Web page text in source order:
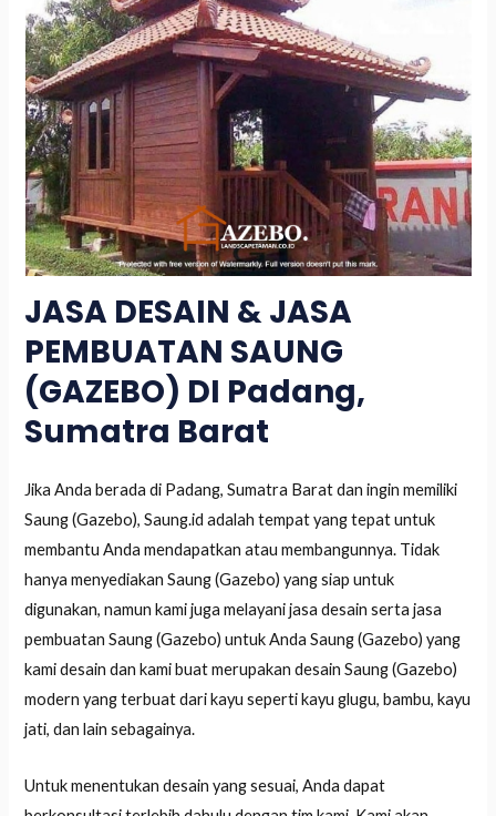
JASA DESAIN & JASA
PEMBUATAN SAUNG
(GAZEBO) DI Padang,
Sumatra Barat
Jika Anda berada di Padang, Sumatra Barat dan ingin memiliki
Saung (Gazebo), Saung.id adalah tempat yang tepat untuk
membantu Anda mendapatkan atau membangunnya. Tidak
hanya menyediakan Saung (Gazebo) yang siap untuk
digunakan, namun kami juga melayani jasa desain serta jasa
pembuatan Saung (Gazebo) untuk Anda Saung (Gazebo) yang
kami desain dan kami buat merupakan desain Saung (Gazebo)
modern yang terbuat dari kayu seperti kayu glugu, bambu, kayu
jati, dan lain sebagainya.
Untuk menentukan desain yang sesuai, Anda dapat